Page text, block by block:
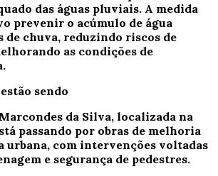
das águas pluviais. A medida
prevenir o acúmulo de água
de chuva, reduzindo riscos de
as condições de
sendo
da Silva, localizada na
passando por obras de melhoria
com intervenções voltadas
e segurança de pedestres.